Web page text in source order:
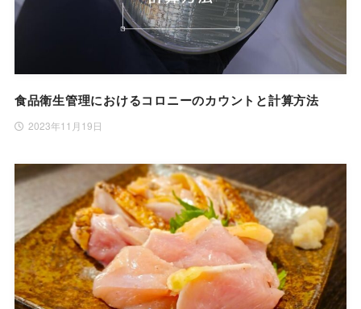
食品衛生管理におけるコロニーのカウントと計算方法
2023年11月19日